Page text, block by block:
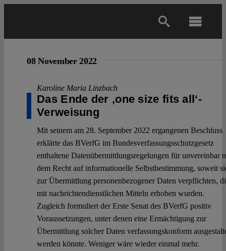
About
Open Access
Authors
Spotlight
08 November 2022
Karoline Maria Linzbach
Das Ende der ‚one size fits all‘-
Verweisung
Mit seinem am 28. September 2022 ergangenen Beschluss
erklärte das BVerfG im Bundesverfassungsschutzgesetz
enthaltene Datenübermittlungsregelungen für unvereinbar
dem Recht auf informationelle Selbstbestimmung, soweit
zur Übermittlung personenbezogener Daten verpflichten,
mit nachrichtendienstlichen Mitteln erhoben wurden.
Zugleich formuliert der Erste Senat des BVerfG positiv
Voraussetzungen, unter denen eine Ermächtigung zur
Übermittlung solcher Daten verfassungskonform
werden könnte. Weniger wäre wieder einmal mehr.